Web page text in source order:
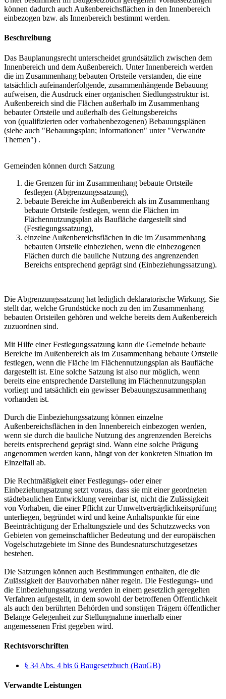
können dadurch auch Außenbereichsflächen in den Innenbereich
einbezogen bzw. als Innenbereich bestimmt werden.
Beschreibung
Das Bauplanungsrecht unterscheidet grundsätzlich zwischen dem
Innenbereich und dem Außenbereich. Unter Innenbereich werden
die im Zusammenhang bebauten Ortsteile verstanden, die eine
tatsächlich aufeinanderfolgende, zusammenhängende Bebauung
aufweisen, die Ausdruck einer organischen Siedlungsstruktur ist.
Außenbereich sind die Flächen außerhalb im Zusammenhang
bebauter Ortsteile und außerhalb des Geltungsbereichs
von (qualifizierten oder vorhabenbezogenen) Bebauungsplänen
(siehe auch "Bebauungsplan; Informationen" unter "Verwandte
Themen") .
Gemeinden können durch Satzung
die Grenzen für im Zusammenhang bebaute Ortsteile
festlegen (Abgrenzungssatzung),
bebaute Bereiche im Außenbereich als im Zusammenhang
bebaute Ortsteile festlegen, wenn die Flächen im
Flächennutzungsplan als Baufläche dargestellt sind
(Festlegungssatzung),
einzelne Außenbereichsflächen in die im Zusammenhang
bebauten Ortsteile einbeziehen, wenn die einbezogenen
Flächen durch die bauliche Nutzung des angrenzenden
Bereichs entsprechend geprägt sind (Einbeziehungssatzung).
Die Abgrenzungssatzung hat lediglich deklaratorische Wirkung. Sie
stellt dar, welche Grundstücke noch zu den im Zusammenhang
bebauten Ortsteilen gehören und welche bereits dem Außenbereich
zuzuordnen sind.
Mit Hilfe einer Festlegungssatzung kann die Gemeinde bebaute
Bereiche im Außenbereich als im Zusammenhang bebaute Ortsteile
festlegen, wenn die Fläche im Flächennutzungsplan als Baufläche
dargestellt ist. Eine solche Satzung ist also nur möglich, wenn
bereits eine entsprechende Darstellung im Flächennutzungsplan
vorliegt und tatsächlich ein gewisser Bebauungszusammenhang
vorhanden ist.
Durch die Einbeziehungssatzung können einzelne
Außenbereichsflächen in den Innenbereich einbezogen werden,
wenn sie durch die bauliche Nutzung des angrenzenden Bereichs
bereits entsprechend geprägt sind. Wann eine solche Prägung
angenommen werden kann, hängt von der konkreten Situation im
Einzelfall ab.
Die Rechtmäßigkeit einer Festlegungs- oder einer
Einbeziehungsatzung setzt voraus, dass sie mit einer geordneten
städtebaulichen Entwicklung vereinbar ist, nicht die Zulässigkeit
von Vorhaben, die einer Pflicht zur Umweltverträglichkeitsprüfung
unterliegen, begründet wird und keine Anhaltspunkte für eine
Beeinträchtigung der Erhaltungsziele und des Schutzzwecks von
Gebieten von gemeinschaftlicher Bedeutung und der europäischen
Vogelschutzgebiete im Sinne des Bundesnaturschutzgesetzes
bestehen.
Die Satzungen können auch Bestimmungen enthalten, die die
Zulässigkeit der Bauvorhaben näher regeln. Die Festlegungs- und
die Einbeziehungssatzung werden in einem gesetzlich geregelten
Verfahren aufgestellt, in dem sowohl der betroffenen Öffentlichkeit
als auch den berührten Behörden und sonstigen Trägern öffentlicher
Belange Gelegenheit zur Stellungnahme innerhalb einer
angemessenen Frist gegeben wird.
Rechtsvorschriften
§ 34 Abs. 4 bis 6 Baugesetzbuch (BauGB)
Verwandte Leistungen